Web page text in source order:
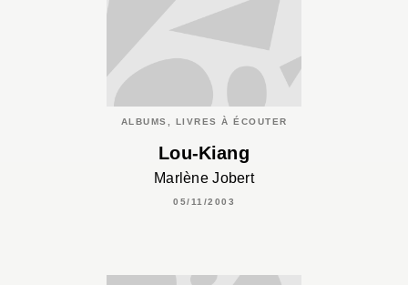
ALBUMS, LIVRES À ÉCOUTER
Lou-Kiang
Marlène Jobert
05/11/2003